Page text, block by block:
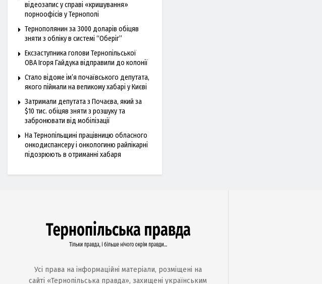
відеозапис у справі «кришування»
порноофісів у Тернополі
Тернополянин за 3000 доларів обіцяв
зняти з обліку в системі “Оберіг”
Ексзаступника голови Тернопільської
ОВА Ігоря Гайдука відправили до колонії
Стало відоме ім’я почаївського депутата,
якого піймали на великому хабарі у Києві
Затримали депутата з Почаєва, який за
$10 тис. обіцяв зняти з розшуку та
забронювати від мобілізації
На Тернопільщині працівницю обласного
онкодиспансеру і онкологиню райлікарні
підозрюють в отриманні хабаря
Усі права на інформаційні матеріали, розміщені на
сайті «Тернопільська правда», захищені українським